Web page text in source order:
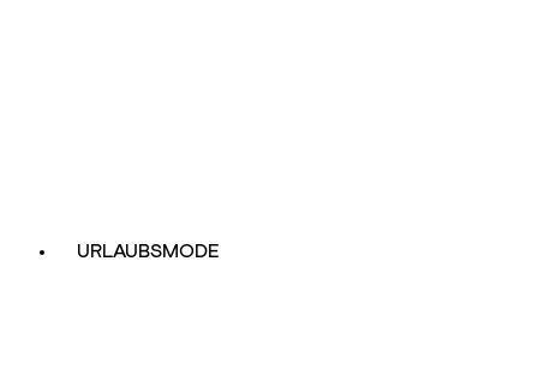
URLAUBSMODE